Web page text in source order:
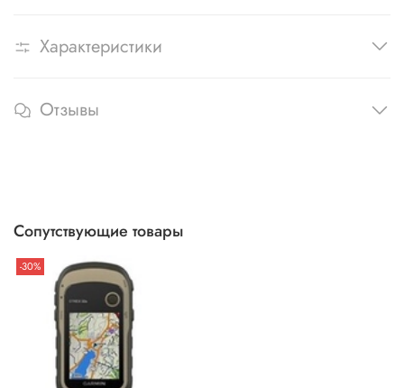
Характеристики
Отзывы
Сопутствующие товары
-30%